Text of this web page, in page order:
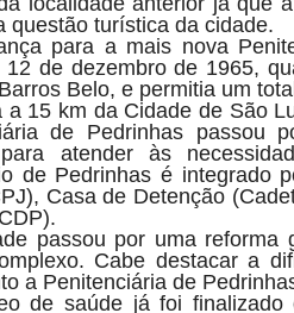
questão turística da cidade.
para a mais nova
12 de dezembro de 1965,
Belo, e permitia um
a 15 km da Cidade de São
de Pedrinhas passou
atender às
de Pedrinhas é integrado
Casa de Detenção
passou por uma
Cabe destacar a
a Penitenciária de
de saúde já foi finalizado